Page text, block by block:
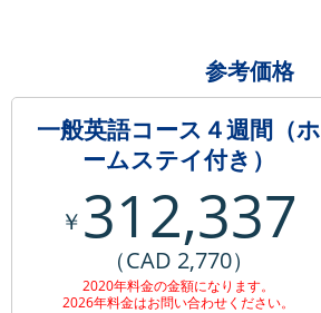
参考価格
一般英語コース４週間（ホ
ームステイ付き）
￥ 312,337
（CAD 2,770）
2020年料金の金額になります。
2026年料金はお問い合わせください。